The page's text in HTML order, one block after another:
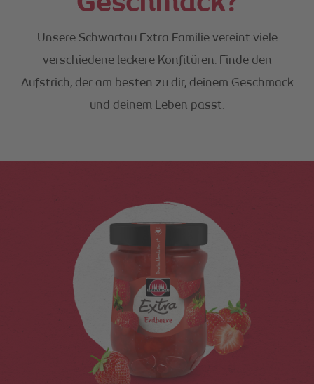
Unsere Schwartau Extra Familie vereint viele
verschiedene leckere Konfitüren. Finde den
Aufstrich, der am besten zu dir, deinem Geschmack
und deinem Leben passt.